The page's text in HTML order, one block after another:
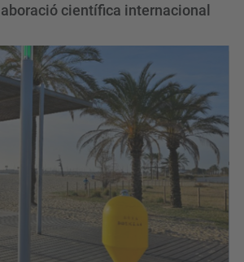
científica internacional